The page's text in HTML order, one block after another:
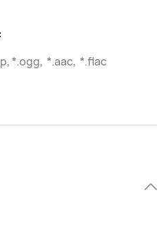
*.ogg, *.aac, *.flac